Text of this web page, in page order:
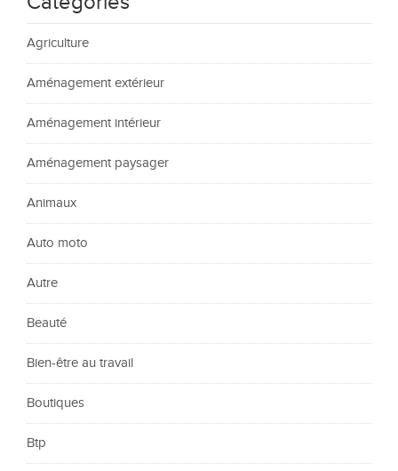
Agriculture
Aménagement extérieur
Aménagement intérieur
Aménagement paysager
Animaux
Auto moto
Autre
Beauté
Bien-être au travail
Boutiques
Btp